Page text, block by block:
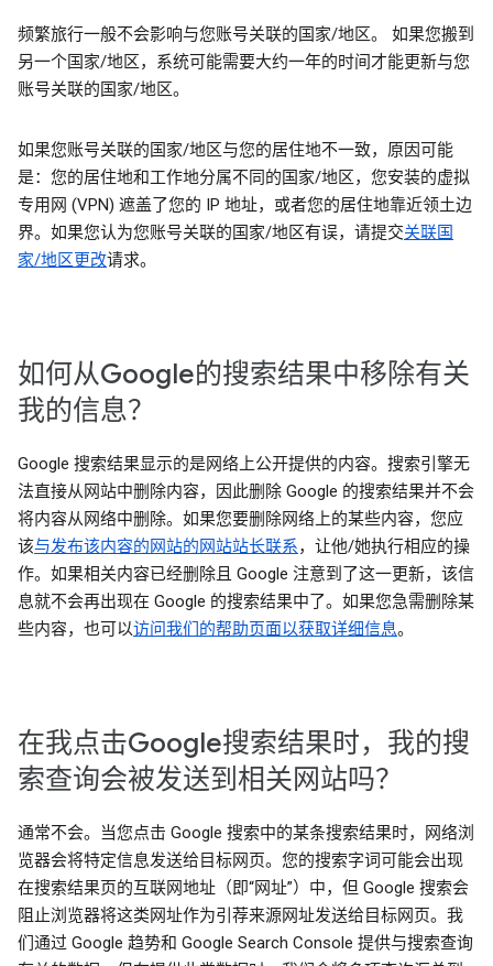
频繁旅行一般不会影响与您账号关联的国家/地区。 如果您搬到
另一个国家/地区，系统可能需要大约一年的时间才能更新与您
账号关联的国家/地区。
如果您账号关联的国家/地区与您的居住地不一致，原因可能
是：您的居住地和工作地分属不同的国家/地区，您安装的虚拟
专用网 (VPN) 遮盖了您的 IP 地址，或者您的居住地靠近领土边
界。如果您认为您账号关联的国家/地区有误，请提交关联国
家/地区更改请求。
如何从Google的搜索结果中移除有关
我的信息？
Google 搜索结果显示的是网络上公开提供的内容。搜索引擎无
法直接从网站中删除内容，因此删除 Google 的搜索结果并不会
将内容从网络中删除。如果您要删除网络上的某些内容，您应
该与发布该内容的网站的网站站长联系，让他/她执行相应的操
作。如果相关内容已经删除且 Google 注意到了这一更新，该信
息就不会再出现在 Google 的搜索结果中了。如果您急需删除某
些内容，也可以访问我们的帮助页面以获取详细信息。
在我点击Google搜索结果时，我的搜
索查询会被发送到相关网站吗？
通常不会。当您点击 Google 搜索中的某条搜索结果时，网络浏
览器会将特定信息发送给目标网页。您的搜索字词可能会出现
在搜索结果页的互联网地址（即“网址”）中，但 Google 搜索会
阻止浏览器将这类网址作为引荐来源网址发送给目标网页。我
们通过 Google 趋势和 Google Search Console 提供与搜索查询